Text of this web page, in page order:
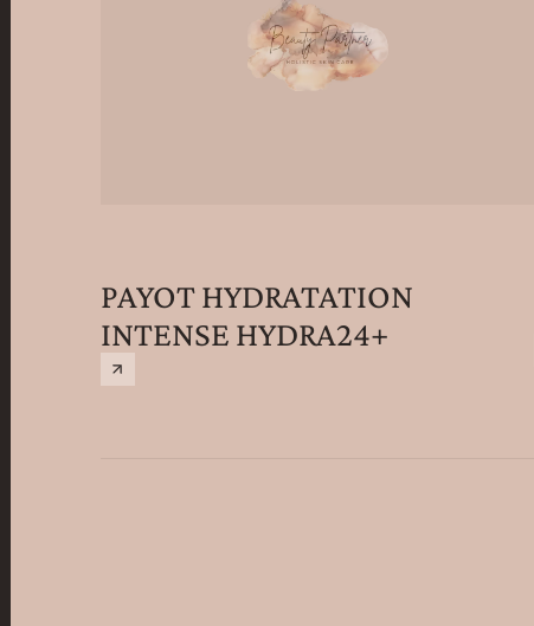
PAYOT HYDRATATION
INTENSE HYDRA24+